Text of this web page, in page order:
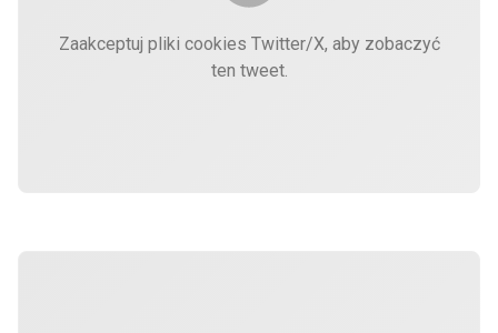
Zaakceptuj pliki cookies Twitter/X, aby zobaczyć
ten tweet.